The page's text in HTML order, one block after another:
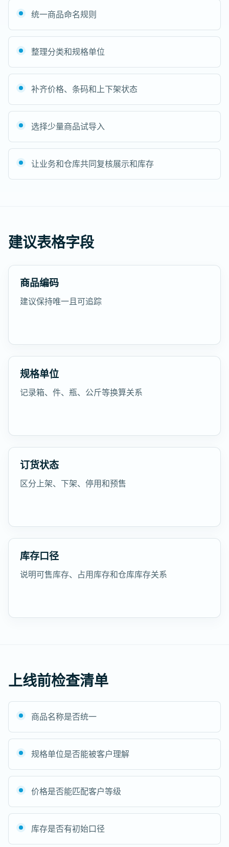
统一商品命名规则
整理分类和规格单位
补齐价格、条码和上下架状态
选择少量商品试导入
让业务和仓库共同复核展示和库存
建议表格字段
商品编码
建议保持唯一且可追踪
规格单位
记录箱、件、瓶、公斤等换算关系
订货状态
区分上架、下架、停用和预售
库存口径
说明可售库存、占用库存和仓库库存关系
上线前检查清单
商品名称是否统一
规格单位是否能被客户理解
价格是否能匹配客户等级
库存是否有初始口径